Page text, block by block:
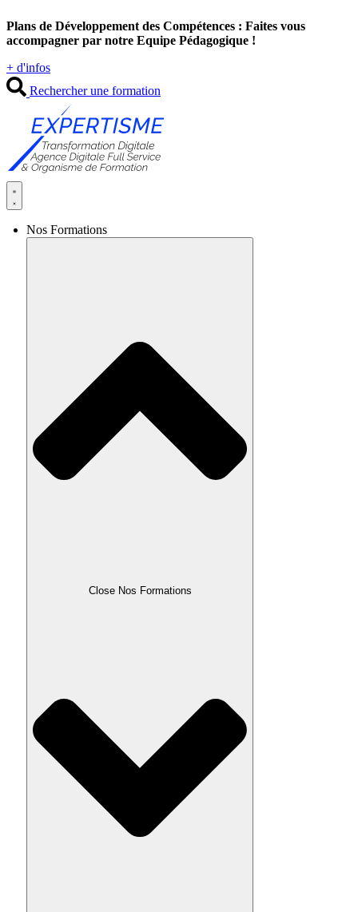
au
contenu
Plans de Développement des Compétences : Faites vous
accompagner par notre Equipe Pédagogique !
+ d'infos
Rechercher une formation
Nos Formations
Close Nos Formations